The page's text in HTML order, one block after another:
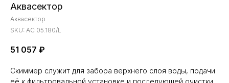
Аквасектор
Аквасектор
SKU: АС 05.180/L
51 057 ₽
Скиммер служит для забора верхнего слоя воды, подачи
её к фильтровальной установке и последующей очистки.